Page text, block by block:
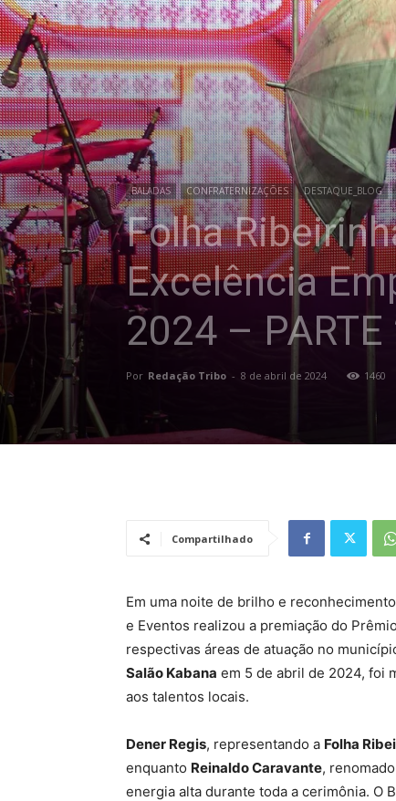
BALADAS CONFRATERNIZAÇÕES DESTAQUE_BLOG
Folha
Excelência
2024 – PARTE
Por Redação Tribo - 8 de abril de 2024 1460
Compartilhado
Em uma noite de brilho e
e Eventos realizou a premiação do
respectivas áreas de atuação no
Salão Kabana em 5 de abril de 2024, foi
aos talentos locais.
Dener Regis, representando a Folha
enquanto Reinaldo Caravante,
energia alta durante toda a cerimônia. O